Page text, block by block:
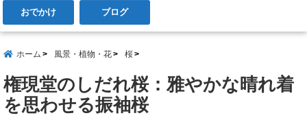
おでかけ ブログ
ホーム 風景・植物・花 桜
権現堂のしだれ桜：雅やかな晴れ着
を思わせる振袖桜